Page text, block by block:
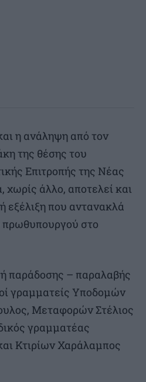
η ανάληψη από τον
της θέσης του
Επιτροπής της Νέας
χωρίς άλλο, αποτελεί και
εξέλιξη που αντανακλά
πρωθυπουργού στο
παράδοσης – παραλαβής
γραμματείς Υποδομών
Μεταφορών Στέλιος
γραμματέας
Κτιρίων Χαράλαμπος